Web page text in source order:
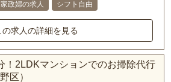
家政婦の求人 シフト自由
の求人の詳細を見る
！2LDKマンションでのお掃除代行
区）